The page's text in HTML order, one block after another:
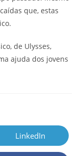
que, estas
de Ulysses,
ajuda dos jovens
LinkedIn